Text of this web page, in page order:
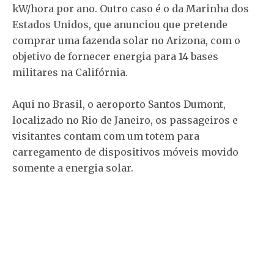
kW/hora por ano. Outro caso é o da Marinha dos
Estados Unidos, que anunciou que pretende
comprar uma fazenda solar no Arizona, com o
objetivo de fornecer energia para 14 bases
militares na Califórnia.
Aqui no Brasil, o aeroporto Santos Dumont,
localizado no Rio de Janeiro, os passageiros e
visitantes contam com um totem para
carregamento de dispositivos móveis movido
somente a energia solar.